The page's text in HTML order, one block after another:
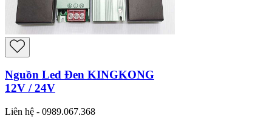
Nguồn Led Đen KINGKONG
12V / 24V
Liên hệ - 0989.067.368